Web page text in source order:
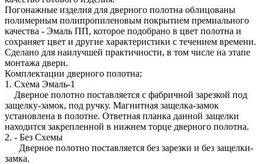
Погонажные изделия для дверного полотна облицованы
полимерным полипропиленовым покрытием премиального
качества - Эмаль ПП, которое подобрано в цвет полотна и
сохраняет цвет и другие характеристики с течением времени.
Сделано для наилучшей практичности, в том числе на этапе
монтажа двери.
Комплектации дверного полотна:
1. Схема Эмаль-1
Дверное полотно поставляется с фабричной зарезкой под
защелку-замок, под ручку. Магнитная защелка-замок
установлена в полотне. Ответная планка данной защелки
находится закрепленной в нижнем торце дверного полотна.
2. - Без Схемы
Дверное полотно поставляется без зарезки и без защелки-
замка.